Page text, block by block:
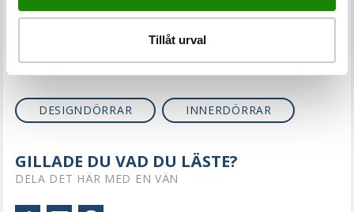
Tillåt urval
DESIGN
DESIGNDÖRRAR INNERDÖRRAR
GILLADE DU VAD DU LÄSTE?
DELA DET HÄR MED EN VÄN